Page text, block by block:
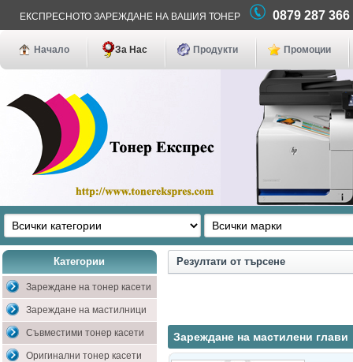
ЕКСПРЕСНОТО ЗАРЕЖДАНЕ НА ВАШИЯ ТОНЕР 0879 287
Начало За Нас Продукти Промоции
Категории
Зареждане на тонер касети
Зареждане на мастилници
Съвместими тонер касети
Оригинални тонер касети
Резултати от търсене
Зареждане на мастилени глави